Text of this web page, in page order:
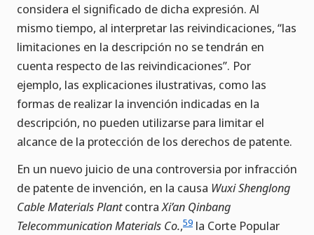
considera el significado de dicha expresión. Al
mismo tiempo, al interpretar las reivindicaciones, “las
limitaciones en la descripción no se tendrán en
cuenta respecto de las reivindicaciones”. Por
ejemplo, las explicaciones ilustrativas, como las
formas de realizar la invención indicadas en la
descripción, no pueden utilizarse para limitar el
alcance de la protección de los derechos de patente.
En un nuevo juicio de una controversia por infracción
de patente de invención, en la causa Wuxi Shenglong
Cable Materials PlantcontraXi’an Qinbang
Telecommunication Materials Co.,59 la Corte Popular